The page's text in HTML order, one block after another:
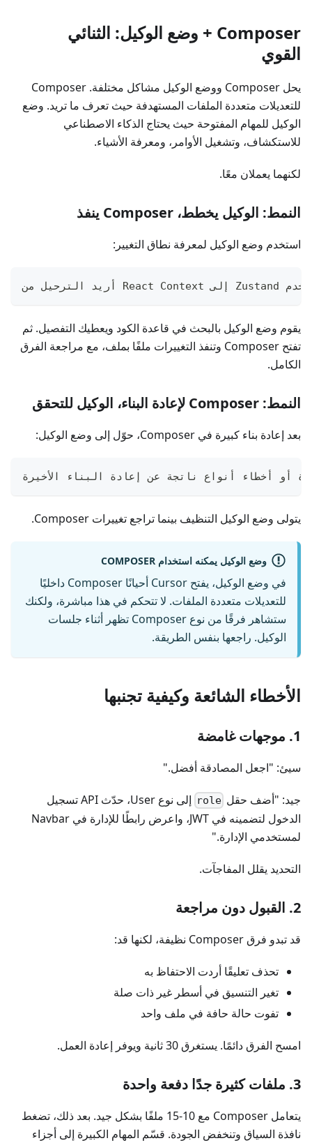
Composer + وضع الوكيل: الثنائي
القوي
يحل Composer ووضع الوكيل مشاكل مختلفة. Composer
للتعديلات متعددة الملفات المستهدفة حيث تعرف ما تريد. وضع
الوكيل للمهام المفتوحة حيث يحتاج الذكاء الاصطناعي
للاستكشاف، وتشغيل الأوامر، ومعرفة الأشياء.
لكنهما يعملان معًا.
النمط: الوكيل يخطط، Composer ينفذ
استخدم وضع الوكيل لمعرفة نطاق التغيير:
يقوم وضع الوكيل بالبحث في قاعدة الكود ويعطيك التفصيل. ثم
تفتح Composer وتنفذ التغييرات ملفًا بملف، مع مراجعة الفرق
الكامل.
النمط: Composer لإعادة البناء، الوكيل للتحقق
بعد إعادة بناء كبيرة في Composer، حوّل إلى وضع الوكيل:
يتولى وضع الوكيل التنظيف بينما تراجع تغييرات Composer.
وضع الوكيل يمكنه استخدام COMPOSER
في وضع الوكيل، يفتح Cursor أحيانًا Composer داخليًا
للتعديلات متعددة الملفات. لا تتحكم في هذا مباشرة، ولكنك
ستشاهر فرقًا من نوع Composer تظهر أثناء جلسات
الوكيل. راجعها بنفس الطريقة.
الأخطاء الشائعة وكيفية تجنبها
1. موجهات غامضة
سيئ: "اجعل المصادقة أفضل."
جيد: "أضف حقل role
إلى نوع User، حدّث API تسجيل
الدخول لتضمينه في JWT، واعرض رابطًا للإدارة في Navbar
لمستخدمي الإدارة."
التحديد يقلل المفاجآت.
2. القبول دون مراجعة
قد تبدو فرق Composer نظيفة، لكنها قد:
تحذف تعليقًا أردت الاحتفاظ به
تغير التنسيق في أسطر غير ذات صلة
تفوت حالة حافة في ملف واحد
امسح الفرق دائمًا. يستغرق 30 ثانية ويوفر إعادة العمل.
3. ملفات كثيرة جدًا دفعة واحدة
يتعامل Composer مع 10-15 ملفًا بشكل جيد. بعد ذلك، تضغط
نافذة السياق وتنخفض الجودة. قسّم المهام الكبيرة إلى أجزاء